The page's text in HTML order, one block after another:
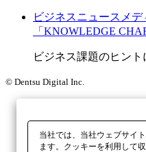
ビジネスニュースメデ
「KNOWLEDGE
ビジネス課題のヒン
© Dentsu Digital Inc.
当社では、当社ウェブサイ
ます。クッキーを利用して